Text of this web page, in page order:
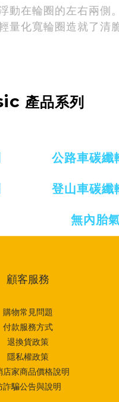
動在輪圈的左右兩
量化寬輪圈造就了
產品系列
公路車碳纖
登山車碳纖
無內胎
顧客服務
購物常見問題
付款服務方式
退換貨政策
隱私權政策
店家商品價格說明
詐騙公告與說明